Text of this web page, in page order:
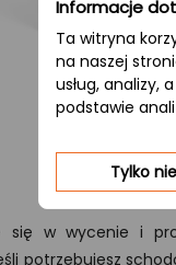
się w wycenie i
potrzebujesz
Informacje
Ta witryna
na naszej
usług, analizy,
podstawie
Tylko